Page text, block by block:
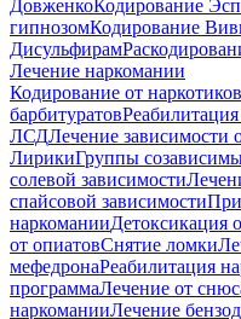
ДовженкоКодирование
гипнозомКодирование
Дисульфирам
Лечение наркомании
Кодирование от наркотиков
барбитуратов
ЛСДЛечение зависимости
ЛирикиГруппы
солевой зависимости
спайсовой зависимости
наркоманииДетоксикация
от опиатовСнятие ломки
мефедронаРеабилитация
программаЛечение от
наркоманииЛечение